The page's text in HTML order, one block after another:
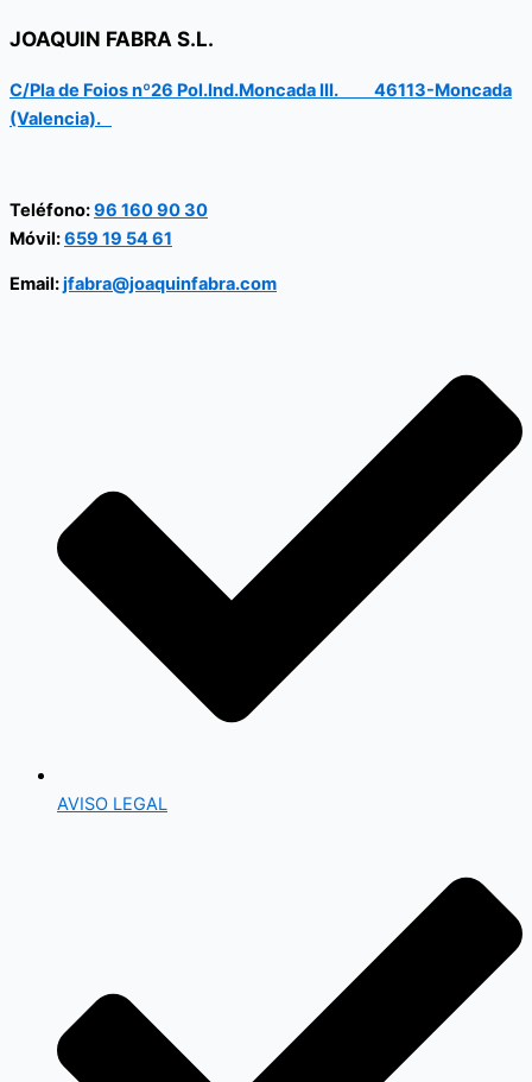
JOAQUIN FABRA S.L.
C/Pla de Foios nº26 Pol.Ind.Moncada III. 46113-Moncada
(Valencia).
Teléfono:96 160 90 30
Móvil:659 19 54 61
Email:jfabra@joaquinfabra.com
AVISO LEGAL